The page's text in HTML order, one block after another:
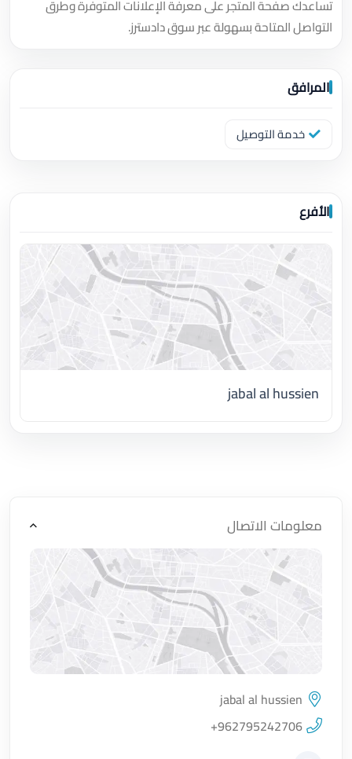
تساعدك صفحة المتجر على معرفة الإعلانات المتوفرة وطرق
التواصل المتاحة بسهولة عبر سوق دادسترز.
المرافق
خدمة التوصيل
الأفرع
jabal al hussien
معلومات الاتصال
اضغط لتحميل الموقع
jabal al hussien
+962795242706